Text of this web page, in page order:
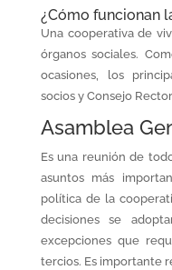
¿Cómo funcionan
Una cooperativa de
órganos sociales.
ocasiones, los
socios y Consejo
Asamblea
Es una reunión de
asuntos más
política de la
decisiones se
excepciones que
tercios. Es importante